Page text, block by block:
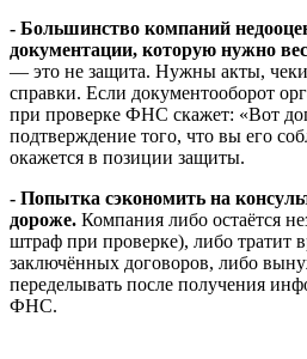
- Большинство компаний
документации, которую нужно
— это не защита. Нужны акты,
справки. Если документооборот
при проверке ФНС скажет: «Вот
подтверждение того, что вы его
окажется в позиции защиты.
- Попытка сэкономить на
дороже. Компания либо остаётся
штраф при проверке), либо тратит
заключённых договоров, либо
переделывать после получения
ФНС.